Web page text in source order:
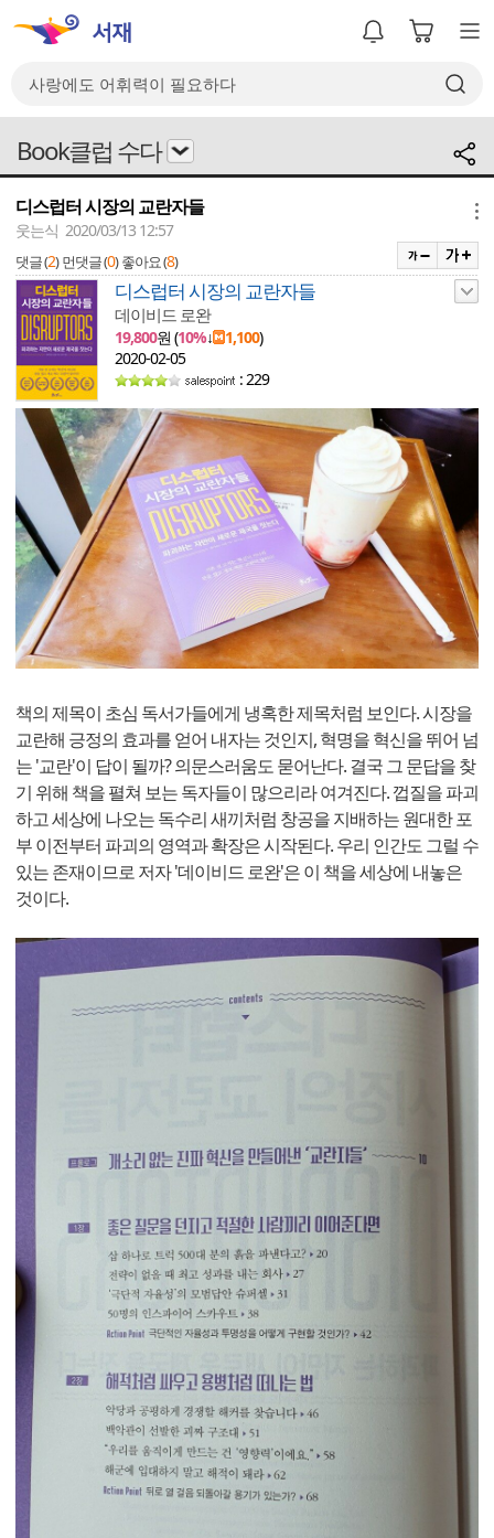
Book클럽 수다
디스럽터 시장의 교란자들
웃는식 2020/03/13 12:57
댓글 (2) 먼댓글 (0) 좋아요 (8)
디스럽터 시장의 교란자들
데이비드 로완
19,800원 (10%↓ 1,100)
2020-02-05
: 229
책의 제목이 초심 독서가들에게 냉혹한 제목처럼 보인다. 시장을
교란해 긍정의 효과를 얻어 내자는 것인지, 혁명을 혁신을 뛰어 넘
는 '교란'이 답이 될까? 의문스러움도 묻어난다. 결국 그 문답을 찾
기 위해 책을 펼쳐 보는 독자들이 많으리라 여겨진다. 껍질을 파괴
하고 세상에 나오는 독수리 새끼처럼 창공을 지배하는 원대한 포
부 이전부터 파괴의 영역과 확장은 시작된다. 우리 인간도 그럴 수
있는 존재이므로 저자 '데이비드 로완'은 이 책을 세상에 내놓은
것이다.